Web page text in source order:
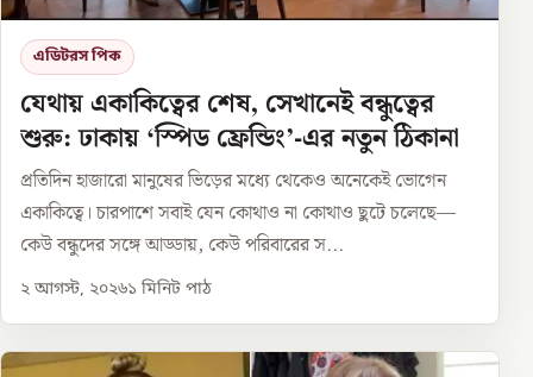
এডিটরস পিক
যেথায় একাকিত্বের শেষ, সেখানেই বন্ধুত্বের
শুরু: ঢাকায় ‘স্পিড ফ্রেন্ডিং’-এর নতুন ঠিকানা
প্রতিদিন হাজারো মানুষের ভিড়ের মধ্যে থেকেও অনেকেই ভোগেন
একাকিত্বে। চারপাশে সবাই যেন কোথাও না কোথাও ছুটে চলেছে—
কেউ বন্ধুদের সঙ্গে আড্ডায়, কেউ পরিবারের স...
২ আগস্ট, ২০২৬১ মিনিট পাঠ